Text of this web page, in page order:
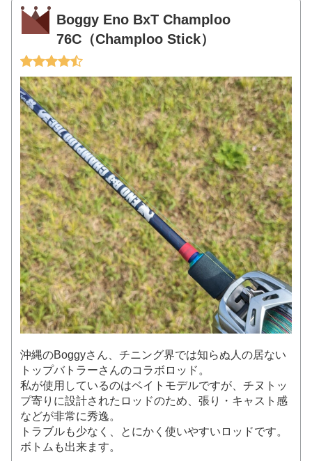
Boggy Eno BxT Champloo
76C（Champloo Stick）
沖縄のBoggyさん、チニング界では知らぬ人の居ない
トップバトラーさんのコラボロッド。
私が使用しているのはベイトモデルですが、チヌトッ
プ寄りに設計されたロッドのため、張り・キャスト感
などが非常に秀逸。
トラブルも少なく、とにかく使いやすいロッドです。
ボトムも出来ます。